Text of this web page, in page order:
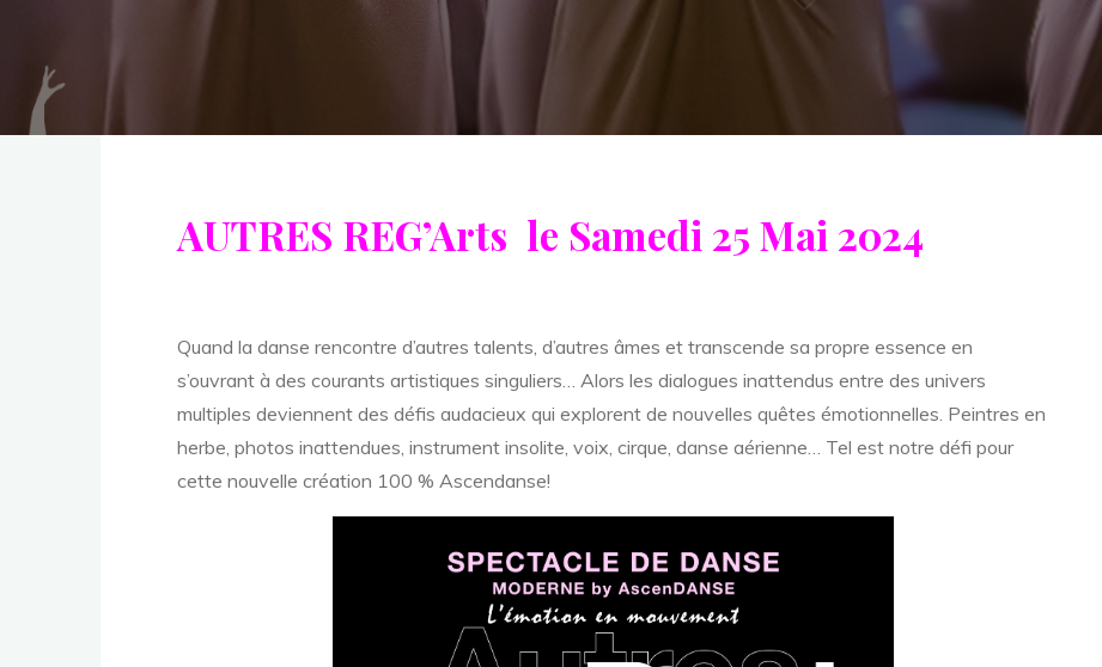
AUTRES REG’Arts le Samedi 25 Mai 2024
Quand la danse rencontre d’autres talents, d’autres âmes et transcende sa propre essence en
s’ouvrant à des courants artistiques singuliers… Alors les dialogues inattendus entre des univers
multiples deviennent des défis audacieux qui explorent de nouvelles quêtes émotionnelles. Peintres en
herbe, photos inattendues, instrument insolite, voix, cirque, danse aérienne… Tel est notre défi pour
cette nouvelle création 100 % Ascendanse!